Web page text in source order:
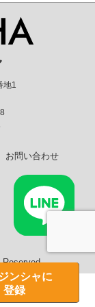
地1
お問い合わせ
ンシャに
登録